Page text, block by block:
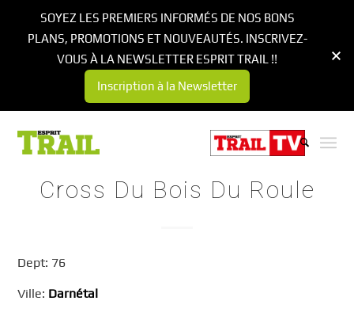
Cross Du Bois Du Roule
Dept: 76
Ville: Darnétal
SOYEZ LES PREMIERS INFORMÉS DE NOS BONS
PLANS, PROMOTIONS ET NOUVEAUTÉS. INSCRIVEZ-
VOUS À LA NEWSLETTER ESPRIT TRAIL !!
Inscription à la Newsletter